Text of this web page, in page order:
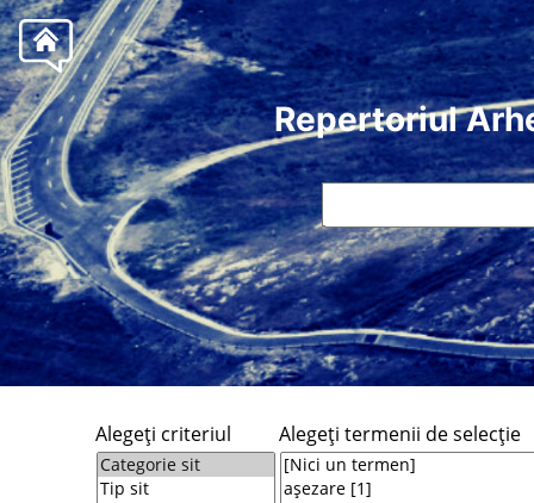
Repertoriul
Alegeţi criteriul Alegeţi termenii de selecţie